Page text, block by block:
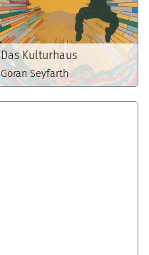
Das Kulturhaus
Göran Seyfarth